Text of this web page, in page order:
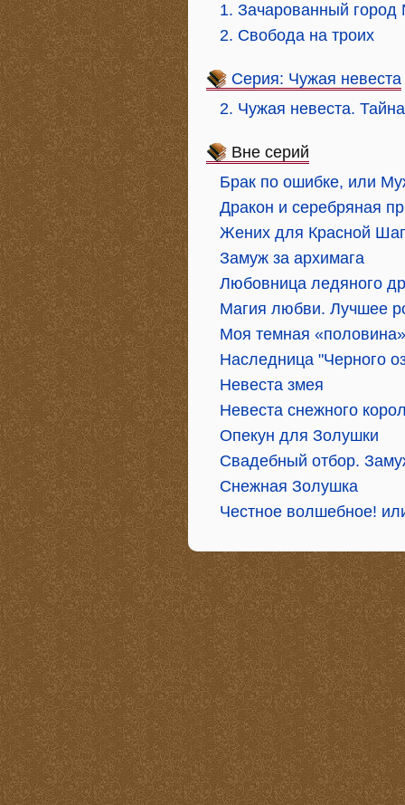
1. Зачарованный город
2. Свобода на троих
Серия: Чужая невеста
2. Чужая невеста.
Вне серий
Брак по ошибке, или
Дракон и серебряная
Жених для Красной
Замуж за архимага
Любовница ледяного
Магия любви. Лучшее
Моя темная «половина»
Наследница "Черного
Невеста змея
Невеста снежного
Опекун для Золушки
Свадебный отбор.
Снежная Золушка
Честное волшебное!